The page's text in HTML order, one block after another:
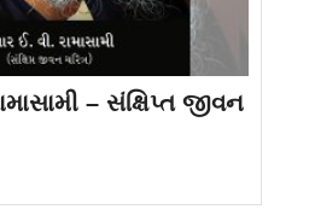
– સંક્ષિપ્ત જીવન